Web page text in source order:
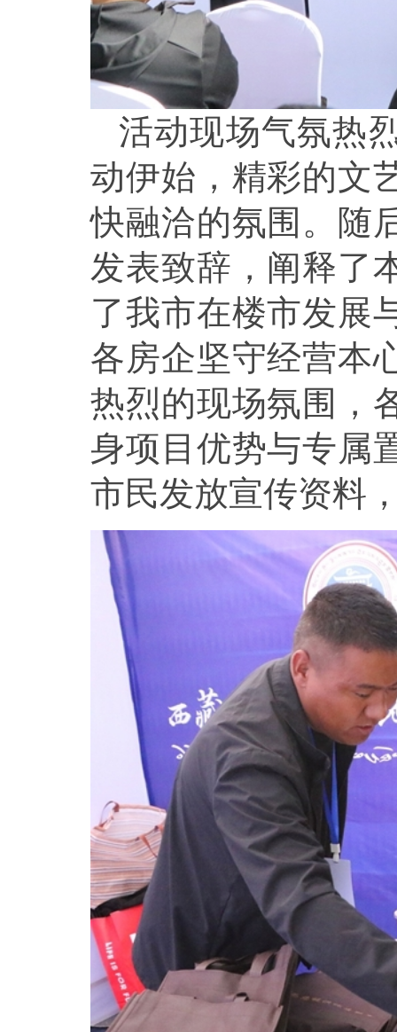
活动现场气氛热
动伊始，精彩的文
快融洽的氛围。随
发表致辞，阐释了
了我市在楼市发展
各房企坚守经营本
热烈的现场氛围，
身项目优势与专属
市民发放宣传资料